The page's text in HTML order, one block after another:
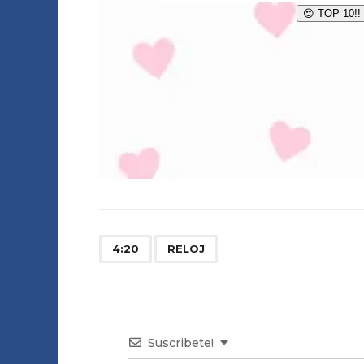
4:20 RELOJ
Suscribete!